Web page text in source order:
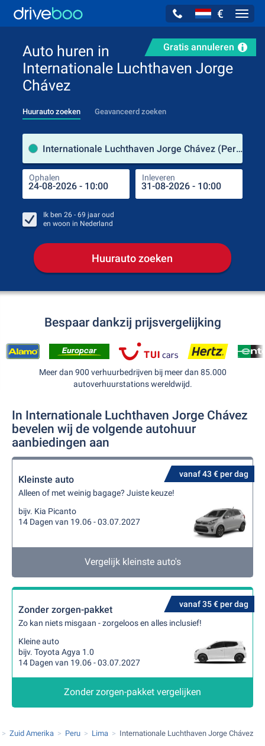
€
Gratis annuleren
Auto huren in
Internationale Luchthaven Jorge
Chávez
Huurauto zoeken Geavanceerd zoeken
Internationale Luchthaven Jorge Chávez (Peru)
Ophalen Inleveren
Ik ben 26 - 69 jaar oud
en woon in Nederland
Huurauto zoeken
Bespaar dankzij prijsvergelijking
Meer dan 900 verhuurbedrijven bij meer dan 85.000
autoverhuurstations wereldwijd.
In Internationale Luchthaven Jorge Chávez
bevelen wij de volgende autohuur
aanbiedingen aan
vanaf 43 € per dag
Kleinste auto
Alleen of met weinig bagage? Juiste keuze!
bijv. Kia Picanto
14 Dagen van 19.06 - 03.07.2027
Vergelijk kleinste auto's
vanaf 35 € per dag
Zonder zorgen-pakket
Zo kan niets misgaan - zorgeloos en alles inclusief!
Kleine auto
bijv. Toyota Agya 1.0
14 Dagen van 19.06 - 03.07.2027
Zonder zorgen-pakket vergelijken
Zuid Amerika Peru Lima Internationale Luchthaven Jorge Chávez